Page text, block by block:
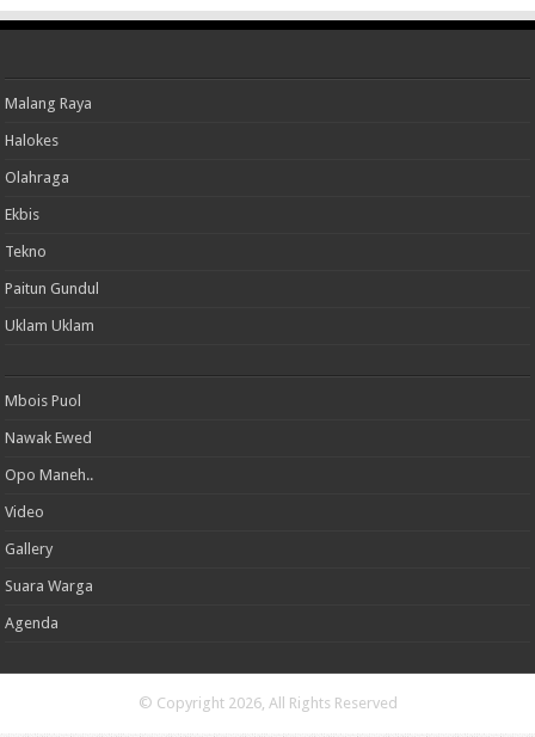
Malang Raya
Halokes
Olahraga
Ekbis
Tekno
Paitun Gundul
Uklam Uklam
Mbois Puol
Nawak Ewed
Opo Maneh..
Video
Gallery
Suara Warga
Agenda
© Copyright 2026, All Rights Reserved